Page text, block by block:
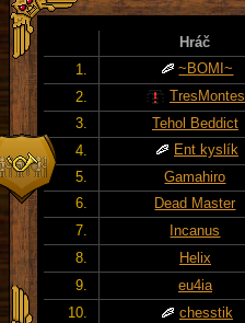
Hráč
1.
~BOMI~
2.
TresMontes
3.
Tehol Beddict
4.
Ent kyslík
5.
Gamahiro
6.
Dead Master
7.
Incanus
8.
Helix
9.
eu4ia
10.
chesstik